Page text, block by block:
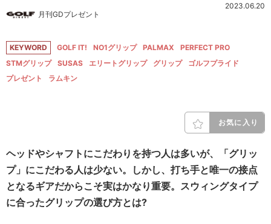
月刊GDプレゼント
2023.06.20
KEYWORD GOLF IT! NO1グリップ PALMAX
PERFECT PRO
STMグリップ
SUSAS エリートグリップ グリップ
ゴルフプライド
プレゼント
ラムキン
お気に入り
ヘッドやシャフトにこだわりを持つ人は多いが、「グリッ
プ」にこだわる人は少ない。しかし、打ち手と唯一の接点
となるギアだからこそ実はかなり重要。スウィングタイプ
に合ったグリップの選び方とは?